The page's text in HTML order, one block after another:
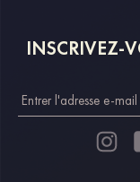
INSCRIVEZ-